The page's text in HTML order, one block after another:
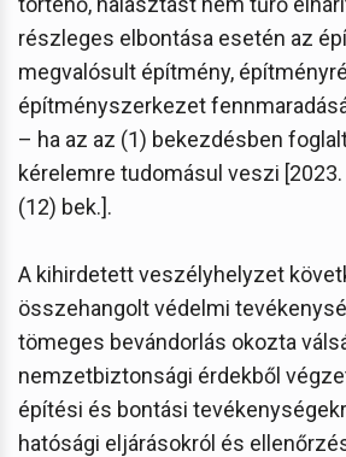
részleges elbontása esetén az
megvalósult építmény,
építményszerkezet
– ha az az (1) bekezdésben
kérelemre tudomásul veszi [2023.
(12) bek.].
A kihirdetett veszélyhelyzet
összehangolt védelmi
tömeges bevándorlás okozta
nemzetbiztonsági érdekből
építési és bontási
hatósági eljárásokról és